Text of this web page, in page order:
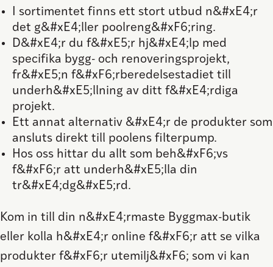
I sortimentet finns ett stort utbud n&#xE4;r
det g&#xE4;ller poolreng&#xF6;ring.
D&#xE4;r du f&#xE5;r hj&#xE4;lp med
specifika bygg- och renoveringsprojekt,
fr&#xE5;n f&#xF6;rberedelsestadiet till
underh&#xE5;llning av ditt f&#xE4;rdiga
projekt.
Ett annat alternativ &#xE4;r de produkter som
ansluts direkt till poolens filterpump.
Hos oss hittar du allt som beh&#xF6;vs
f&#xF6;r att underh&#xE5;lla din
tr&#xE4;dg&#xE5;rd.
Kom in till din n&#xE4;rmaste Byggmax-butik
eller kolla h&#xE4;r online f&#xF6;r att se vilka
produkter f&#xF6;r utemilj&#xF6; som vi kan